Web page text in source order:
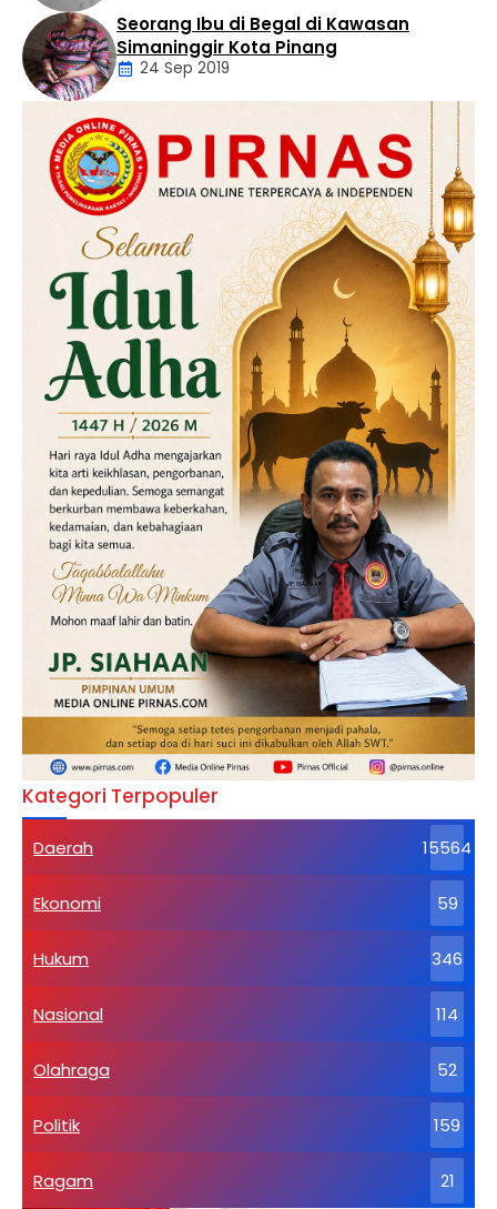
Artikel
Daerah
Hukum
Kriminal
Labusel
Seorang Ibu di Begal di Kawasan
Simaninggir Kota Pinang
24 Sep 2019
Kategori Terpopuler
Daerah 15564
Ekonomi 59
Hukum 346
Nasional 114
Olahraga 52
Politik 159
Ragam 21